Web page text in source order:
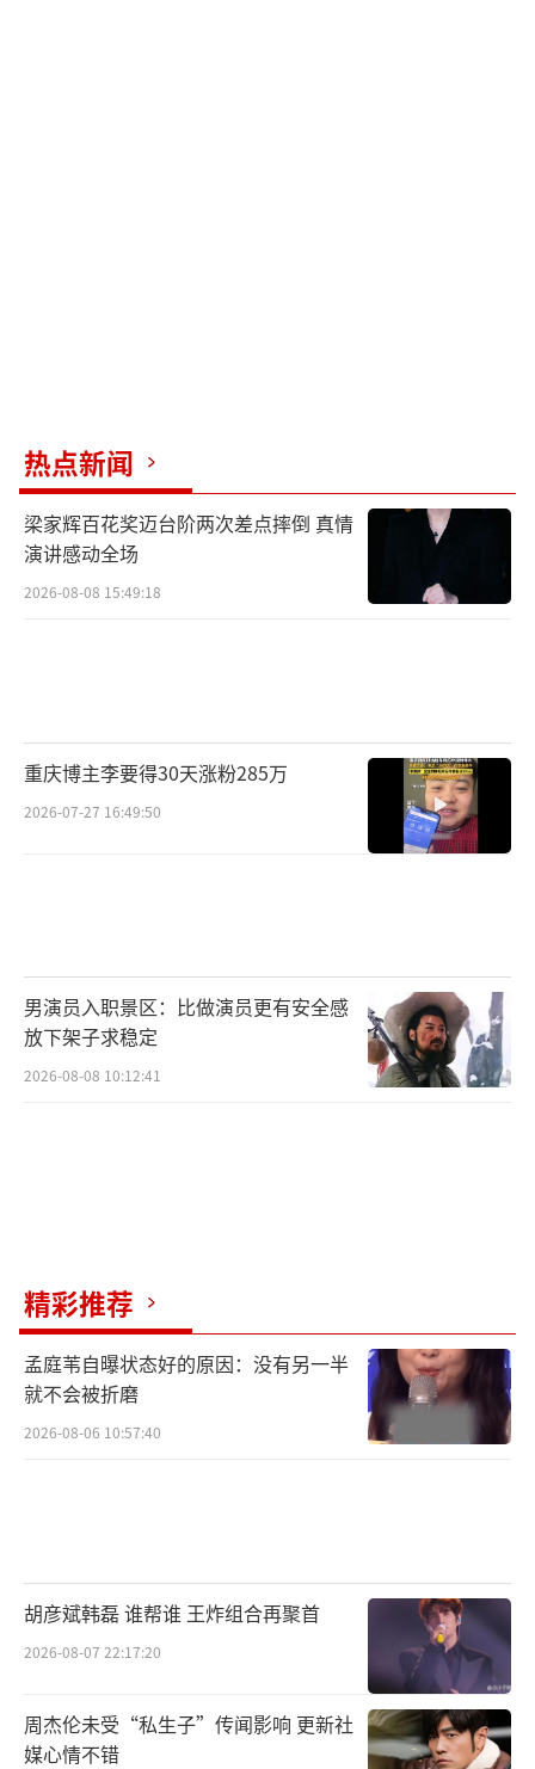
热点新闻
梁家辉百花奖迈台阶两次差点摔倒 真情
演讲感动全场
2026-08-08 15:49:18
重庆博主李要得30天涨粉285万
2026-07-27 16:49:50
男演员入职景区：比做演员更有安全感
放下架子求稳定
2026-08-08 10:12:41
精彩推荐
孟庭苇自曝状态好的原因：没有另一半
就不会被折磨
2026-08-06 10:57:40
胡彦斌韩磊 谁帮谁 王炸组合再聚首
2026-08-07 22:17:20
周杰伦未受“私生子”传闻影响 更新社
媒心情不错